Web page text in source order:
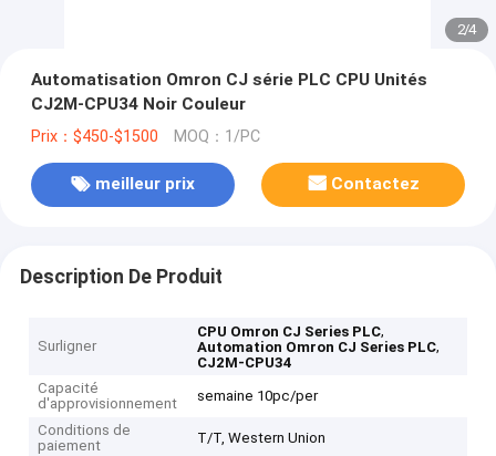
2/4
Automatisation Omron CJ série PLC CPU Unités
CJ2M-CPU34 Noir Couleur
Prix：$450-$1500 MOQ：1/PC
meilleur prix Contactez
Description De Produit
Surligner
CPU Omron CJ Series PLC,
Automation Omron CJ Series PLC,
CJ2M-CPU34
Capacité
d'approvisionnement
semaine 10pc/per
Conditions de
paiement
T/T, Western Union